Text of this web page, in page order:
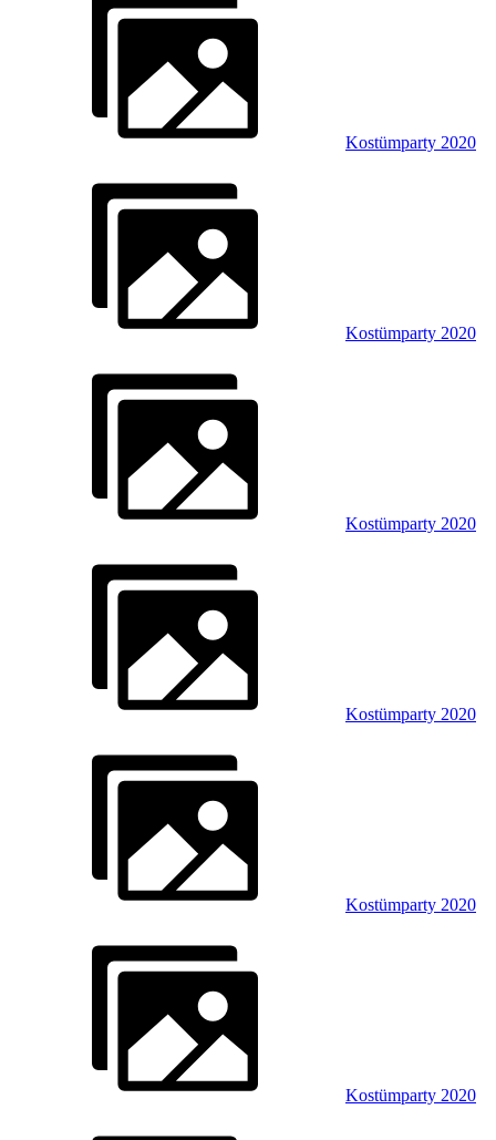
Kostümparty 2020
Kostümparty 2020
Kostümparty 2020
Kostümparty 2020
Kostümparty 2020
Kostümparty 2020